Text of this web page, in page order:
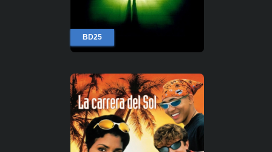
BD25